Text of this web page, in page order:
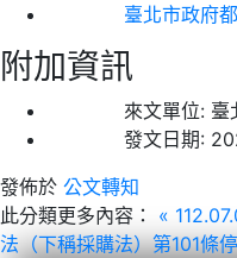
臺北市政府都
附加資訊
來文單位: 臺
發文日期:
發佈於 公文轉知
此分類更多內容： «
法（下稱採購法）第101條